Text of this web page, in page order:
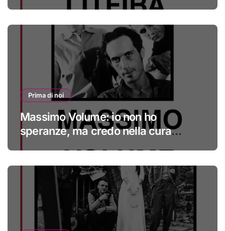
Prima di noi
Massimo Volume: io non ho
speranze, ma credo nella cura